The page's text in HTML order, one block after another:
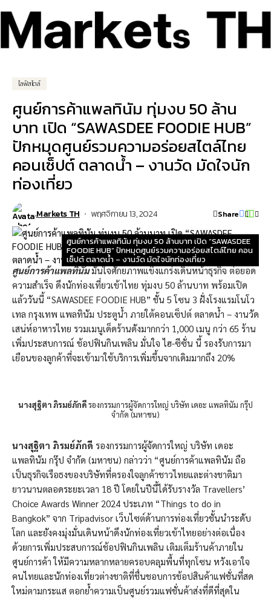
ไลฟ์สไตล์
ศูนย์การค้าแพลทินัม ทุ่มงบ 50 ล้าน
บาท เปิด “SAWASDEE FOODIE HUB”
ปักหมุดศูนย์รวมความอร่อยสไตล์ไทย
คอนเซ็ปต์ ตลาดน้ำ – งานวัด มัดใจนัก
ท่องเที่ยว
Markets TH พฤศจิกายน 13, 2024 Share
ศูนย์การค้าแพลทินัม ทุ่มงบ 50 ล้านบาท เปิด “SAWASDEE
FOODIE HUB” ปักหมุดศูนย์รวมความอร่อยสไตล์ไทย คอน
เซ็ปต์ ตลาดน้ำ – งานวัด มัดใจนักท่องเที่ยว
ศูนย์การค้าแพลทินัมมั่นใจศักยภาพแข็งแกร่งเดินหน้าธุรกิจ ต่อยอด
ความสำเร็จ ดึงนักท่องเที่ยวเข้าไทย ทุ่มงบ 50 ล้านบาท พร้อมเปิด
แล้ววันนี้ “SAWASDEE FOODIE HUB” ชั้น 5 โซน 3 ฝั่งโรงแรมโนโว
เทล กรุงเทพ แพลทินัม ประตูน้ำ ภายใต้คอนเซ็ปต์ ตลาดน้ำ – งานวัด
เสน่ห์อาหารไทย รวมเมนูเด็ดร้านดังมากกว่า 1,000 เมนู กว่า 65 ร้าน
เพิ่มประสบการณ์ ช้อปฟินกินเพลิน มั่นใจ ไฮ-ซีซั่น นี้ รองรับการมา
เยือนของลูกค้าที่จะเข้ามาใช้บริการเพิ่มขึ้นจากเดิมมากถึง 20%
นางสุฐิตา ภิรมย์ภักดีรองกรรมการผู้จัดการใหญ่ บริษัท เดอะ แพลทินัม กรุ๊ป
จำกัด (มหาชน)
นางสุฐิตา ภิรมย์ภักดี รองกรรมการผู้จัดการใหญ่ บริษัท เดอะ
แพลทินัม กรุ๊ป จำกัด (มหาชน) กล่าวว่า “ศูนย์การค้าแพลทินัม ถือ
เป็นธุรกิจเรือธงของบริษัทที่ครองใจลูกค้าชาวไทยและต่างชาติมา
ยาวนานตลอดระยะเวลา 18 ปี โดยในปีนี้ได้รับรางวัล Travellers’
Choice Awards Winner 2024 ประเภท “Things to do in
Bangkok” จาก Tripadvisor เว็บไซต์ด้านการท่องเที่ยวชั้นนำระดับ
โลก และยังคงมุ่งมั่นเดินหน้าดึงนักท่องเที่ยวเข้าไทยอย่างต่อเนื่อง
ด้วยการเพิ่มประสบการณ์ช้อปฟินกินเพลิน เติมเต็มร้านค้าภายใน
ศูนย์การค้า ให้มีความหลากหลายครอบคลุมพื้นที่ทุกโซน หวังเอาใจ
คนไทยและนักท่องเที่ยวต่างชาติที่ชื่นชอบการช้อปสินค้าแฟชั่นที่สด
ใหม่ตามกระแส ตอกย้ำความเป็นศูนย์รวมแฟชั่นค้าส่งที่ดีที่สุดใน